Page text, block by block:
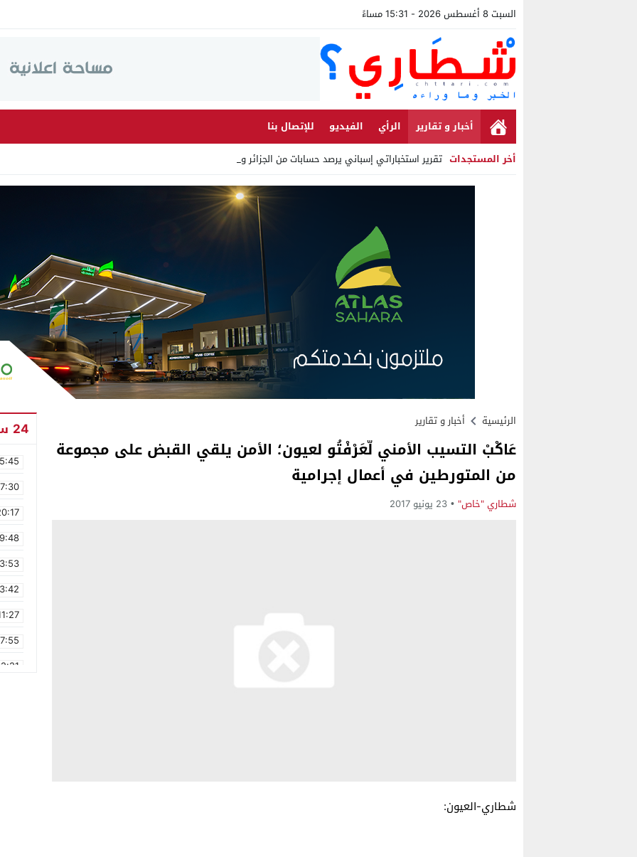
السبت 8 أغسطس 2026 - 15:31 مساءً
أخبار و تقارير الرأي الفيديو
للإتصال بنا
أخر المستجدات تقرير استخباراتي إسباني يرصد حسابات من الجزائر وأرقاما بـ”_
Stop
الرئيسية أخبار و تقارير
عَاكْبْ التسيب الأمني لّعَرْفْتُو لعيون؛ الأمن يلقي القبض على مجموعة
من المتورطين في أعمال إجرامية
شطاري "خاص" 23 يونيو 2017
شطاري-العيون:
24 ساعة